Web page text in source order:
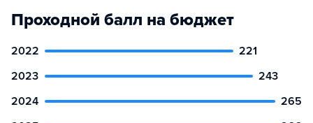
Проходной балл на бюджет
2022
221
2023
243
2024
265